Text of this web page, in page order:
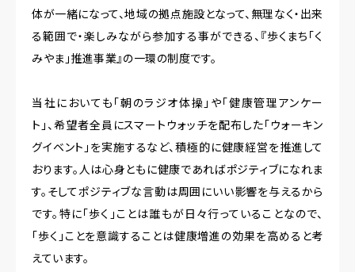
体が一緒になって、地域の拠点施設となって、無理なく・出来
る範囲で・楽しみながら参加する事ができる、『歩くまち「く
みやま」推進事業』の一環の制度です。
当社においても「朝のラジオ体操」や「健康管理アンケー
ト」、希望者全員にスマートウォッチを配布した「ウォーキン
グイベント」を実施するなど、積極的に健康経営を推進して
おります。人は心身ともに健康であればポジティブになれま
す。そしてポジティブな言動は周囲にいい影響を与えるから
です。特に「歩く」ことは誰もが日々行っていることなので、
「歩く」ことを意識することは健康増進の効果を高めると考
えています。